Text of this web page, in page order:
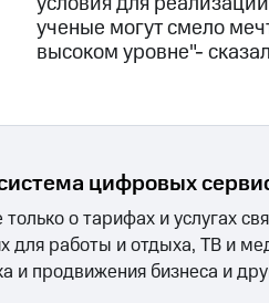
ученые могут смело
высоком уровне"-
цифровых
о тарифах и услугах
для работы и отдыха, ТВ и
и продвижения бизнеса и